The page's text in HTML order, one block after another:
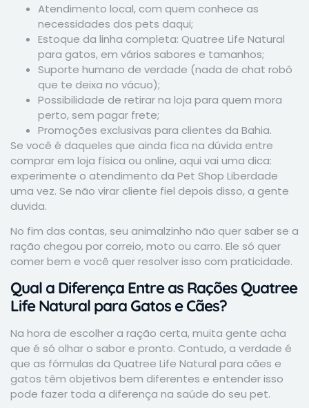
Atendimento local, com quem conhece as
necessidades dos pets daqui;
Estoque da linha completa: Quatree Life Natural
para gatos, em vários sabores e tamanhos;
Suporte humano de verdade (nada de chat robô
que te deixa no vácuo);
Possibilidade de retirar na loja para quem mora
perto, sem pagar frete;
Promoções exclusivas para clientes da Bahia.
Se você é daqueles que ainda fica na dúvida entre
comprar em loja física ou online, aqui vai uma dica:
experimente o atendimento da Pet Shop Liberdade
uma vez. Se não virar cliente fiel depois disso, a gente
duvida.
No fim das contas, seu animalzinho não quer saber se a
ração chegou por correio, moto ou carro. Ele só quer
comer bem e você quer resolver isso com praticidade.
Qual a Diferença Entre as Rações Quatree
Life Natural para Gatos e Cães?
Na hora de escolher a ração certa, muita gente acha
que é só olhar o sabor e pronto. Contudo, a verdade é
que as fórmulas da Quatree Life Natural para cães e
gatos têm objetivos bem diferentes e entender isso
pode fazer toda a diferença na saúde do seu pet.